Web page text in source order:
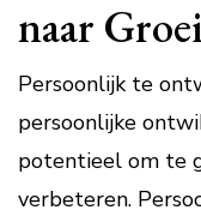
naar
Persoonlijk te
persoonlijke
potentieel om te
verbeteren.